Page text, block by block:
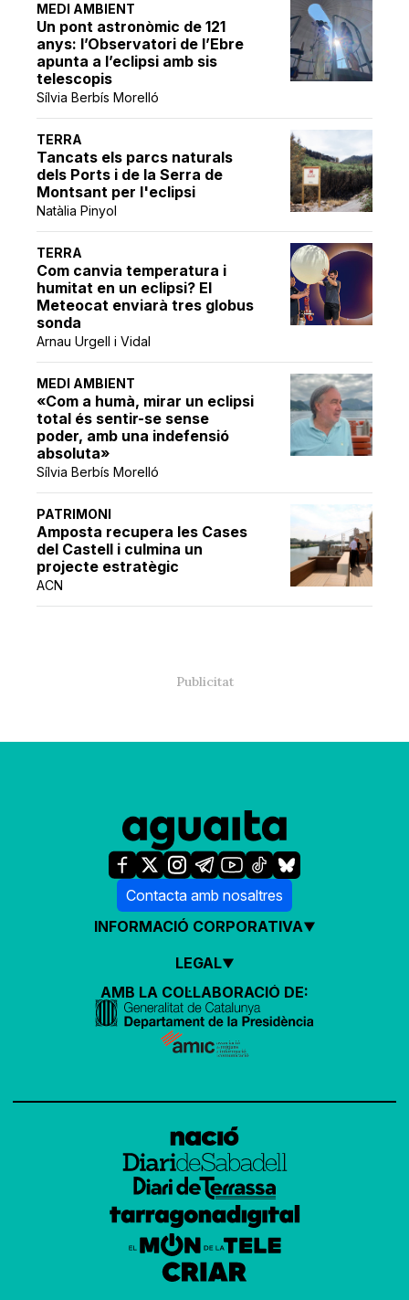
MEDI AMBIENT
Un pont astronòmic de 121
anys: l’Observatori de l’Ebre
apunta a l’eclipsi amb sis
telescopis
Sílvia Berbís Morelló
TERRA
Tancats els parcs naturals
dels Ports i de la Serra de
Montsant per l'eclipsi
Natàlia Pinyol
TERRA
Com canvia temperatura i
humitat en un eclipsi? El
Meteocat enviarà tres globus
sonda
Arnau Urgell i Vidal
MEDI AMBIENT
«Com a humà, mirar un eclipsi
total és sentir-se sense
poder, amb una indefensió
absoluta»
Sílvia Berbís Morelló
PATRIMONI
Amposta recupera les Cases
del Castell i culmina un
projecte estratègic
ACN
Contacta amb nosaltres
INFORMACIÓ CORPORATIVA
LEGAL
AMB LA COL·LABORACIÓ DE: